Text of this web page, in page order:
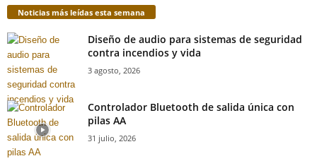
Noticias más leídas esta semana
Diseño de audio para sistemas de seguridad
contra incendios y vida
3 agosto, 2026
Controlador Bluetooth de salida única con
pilas AA
31 julio, 2026